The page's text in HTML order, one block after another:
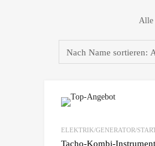
Alle
ELEKTRIK/GENERATOR/
Tacho-Kombi-